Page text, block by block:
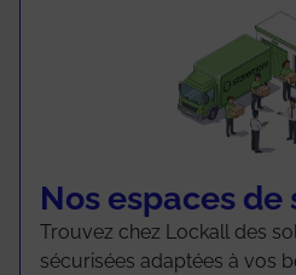
Nos espaces
Trouvez chez Lockall des
sécurisées adaptées à vos